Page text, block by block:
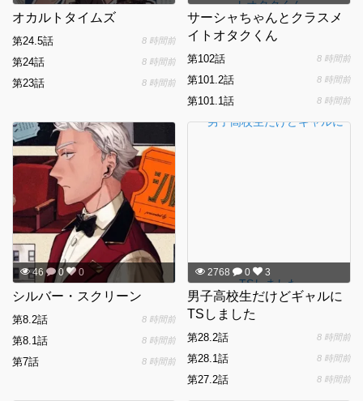
オカルトタイムズ
第24.5話 8 時間前
第24話 8 時間前
第23話 8 時間前
サーシャちゃんとクラスメ
イトオタクくん
第102話 8 時間前
第101.2話 8 時間前
第101.1話 8 時間前
46 0 0
シルバー・スクリーン
第8.2話 8 時間前
第8.1話 8 時間前
第7話 8 時間前
2768 0 3
男子高校生だけどギャルに
TSしました
第28.2話 8 時間前
第28.1話 8 時間前
第27.2話 8 時間前